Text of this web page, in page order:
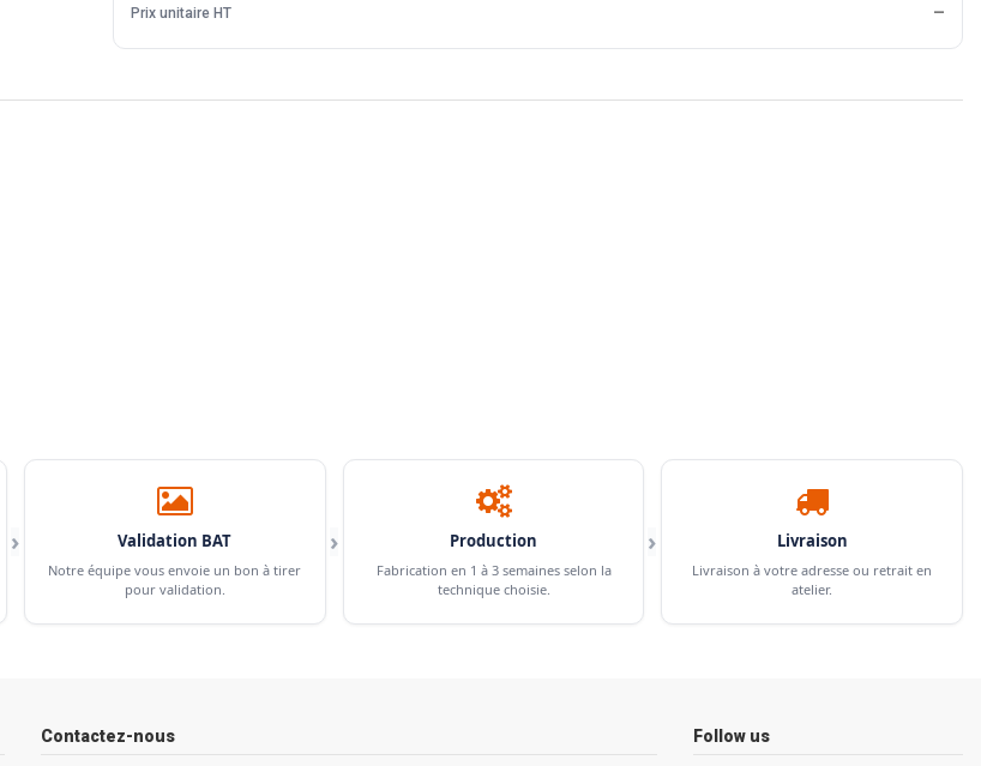
Prix unitaire HT —
› Validation BAT
Notre équipe vous envoie un bon à tirer
pour validation.
› Production
Fabrication en 1 à 3 semaines selon la
technique choisie.
› Livraison
Livraison à votre adresse ou retrait en
atelier.
Contactez-nous Follow us